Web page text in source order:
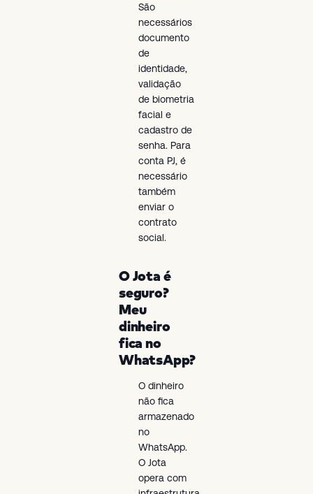
São
necessários
documento
de
identidade,
validação
de biometria
facial e
cadastro de
senha. Para
conta PJ, é
necessário
também
enviar o
contrato
social.
O Jota é
seguro?
Meu
dinheiro
fica no
WhatsApp?
O dinheiro
não fica
armazenado
no
WhatsApp.
O Jota
opera com